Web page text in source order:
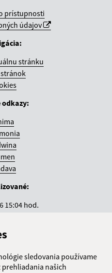
sledovania používame
prehliadania našich
prístupnosti
údajov
stránku
odkazy:
15:04 hod.
centrum sociálnych služieb